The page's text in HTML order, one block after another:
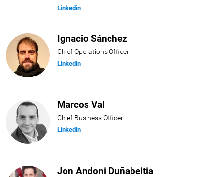
Linkedin
Ignacio Sánchez
Chief Operations Officer
Linkedin
Marcos Val
Chief Business Officer
Linkedin
Jon Andoni Duñabeitia